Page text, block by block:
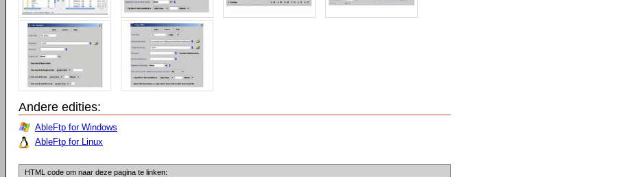
Andere edities:
AbleFtp for Windows
AbleFtp for Linux
HTML code om naar deze pagina te linken: